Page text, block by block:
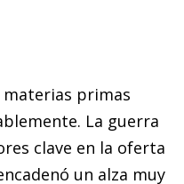
materias primas
La guerra
clave en la oferta
un alza muy